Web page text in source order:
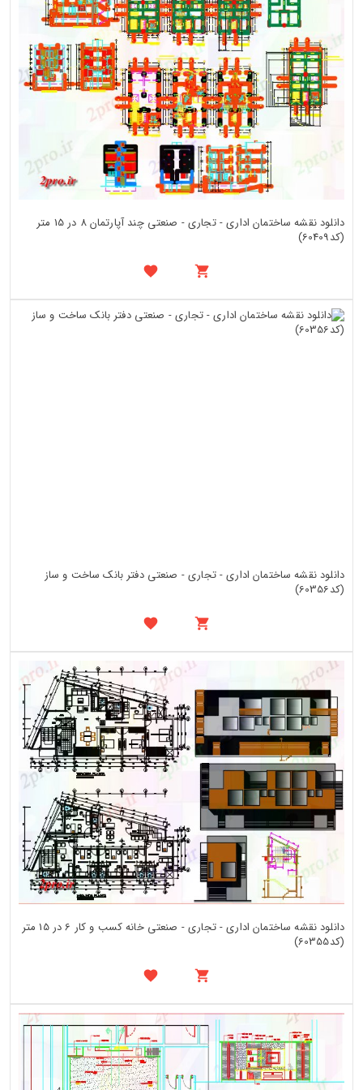
دانلود نقشه ساختمان اداری - تجاری - صنعتی چند آپارتمان 8 در 15 متر
(کد60409)
دانلود نقشه ساختمان اداری - تجاری - صنعتی دفتر بانک ساخت و ساز
(کد60356)
دانلود نقشه ساختمان اداری - تجاری - صنعتی خانه کسب و کار 6 در 15 متر
(کد60355)